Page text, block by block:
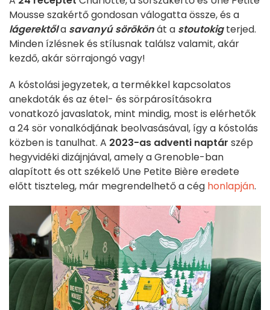
Mousse szakértő gondosan válogatta össze, és a
lágerektőla savanyú sörökönát a stoutokigterjed.
Minden ízlésnek és stílusnak találsz valamit, akár
kezdő, akár sörrajongó vagy!
A kóstolási jegyzetek, a termékkel kapcsolatos
anekdoták és az étel- és sörpárosításokra
vonatkozó javaslatok, mint mindig, most is elérhetők
a 24 sör vonalkódjának beolvasásával, így a kóstolás
közben is tanulhat. A 2023-as adventi naptár szép
hegyvidéki dizájnjával, amely a Grenoble-ban
alapított és ott székelő Une Petite Bière eredete
előtt tiszteleg, már megrendelhető a cég honlapján.